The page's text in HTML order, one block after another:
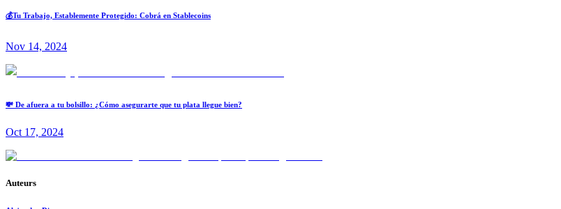
💰Tu Trabajo, Establemente Protegido: Cobrá en Stablecoins
Nov 14, 2024
💸 De afuera a tu bolsillo: ¿Cómo asegurarte que tu plata llegue bien?
Oct 17, 2024
Auteurs